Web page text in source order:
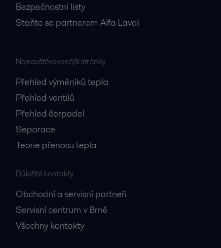
Bezpečnostní listy
Staňte se partnerem Alfa Laval
Nejnavštěvovanější stránky
Přehled výměníků tepla
Přehled ventilů
Přehled čerpadel
Separace
Teorie přenosu tepla
Důležité kontakty
Obchodní a servisní partneři
Servisní centrum v Brně
Všechny kontakty